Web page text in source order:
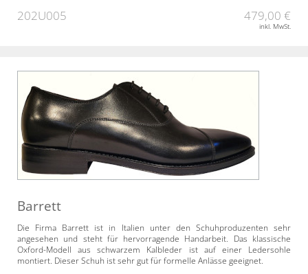
202U005 479,00 €
inkl. MwSt.
Barrett
Die Firma Barrett ist in Italien unter den Schuhproduzenten sehr
angesehen und steht für hervorragende Handarbeit. Das klassische
Oxford-Modell aus schwarzem Kalbleder ist auf einer Ledersohle
montiert. Dieser Schuh ist sehr gut für formelle Anlässe geeignet.